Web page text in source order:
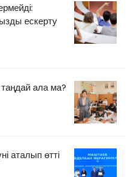
ескерту
ала ма?
аталып өтті